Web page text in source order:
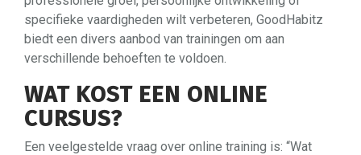
specifieke vaardigheden wilt verbeteren, GoodHabitz
biedt een divers aanbod van trainingen om aan
verschillende behoeften te voldoen.
WAT KOST EEN ONLINE
CURSUS?
Een veelgestelde vraag over online training is: “Wat